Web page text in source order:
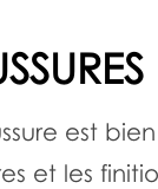
est
et les